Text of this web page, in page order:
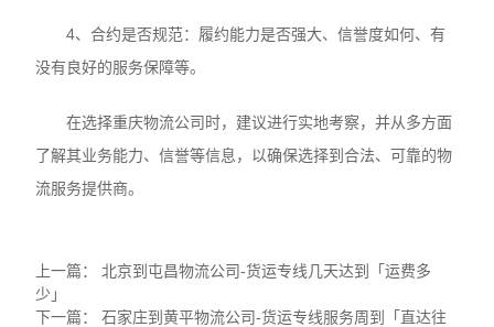
4、合约是否规范：履约能力是否强大、信誉度如何、有
没有良好的服务保障等。
在选择重庆物流公司时，建议进行实地考察，并从多方面
了解其业务能力、信誉等信息，以确保选择到合法、可靠的物
流服务提供商。
上一篇： 北京到屯昌物流公司-货运专线几天达到「运费多
少」
下一篇：石家庄到黄平物流公司-货运专线服务周到「直达往